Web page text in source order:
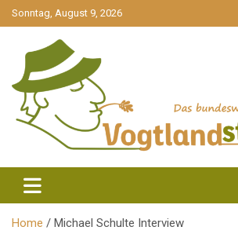
gehe
zum
Sonntag, August 9, 2026
Vogtlandstreicher
Home Michael Schulte Interview